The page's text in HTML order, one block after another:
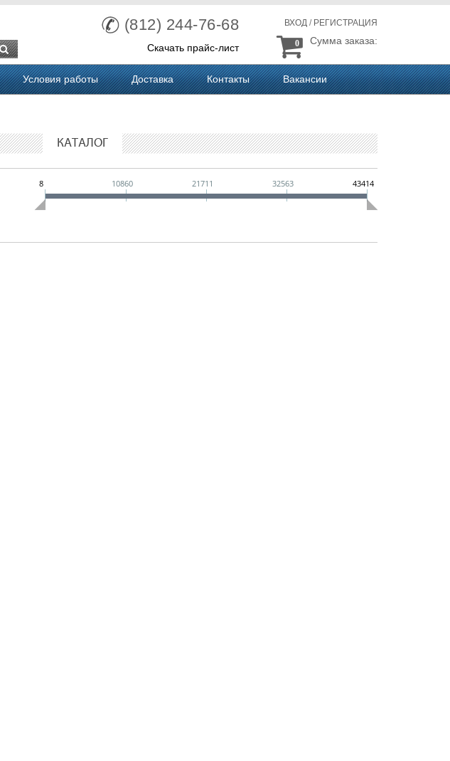
(812) 244-76-68
Скачать прайс-лист
ВХОД / РЕГИСТРАЦИЯ
Сумма заказа:
0
Условия работы Доставка Контакты Вакансии
КАТАЛОГ
8 10860 21711 32563 43414